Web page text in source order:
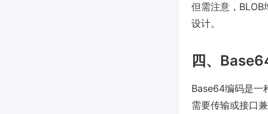
但需注意，
设计。
四、
Base64编码是一
需要传输或接口